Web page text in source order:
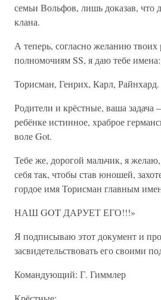
семьи Вольфов, лишь доказав, что
клана.
А теперь, согласно желанию твоих
полномочиям SS, я даю тебе имена:
Торисман, Генрих, Карл, Райнхард.
Родители и крёстные, ваша задача
ребёнке истинное, храброе
воле Got.
Тебе же, дорогой мальчик, я
себя так, чтобы став юношей,
гордое имя Торисман главным
НАШ GOT ДАРУЕТ ЕГО!!!»
Я подписываю этот документ и
засвидетельствовать его своими
Командующий: Г. Гиммлер